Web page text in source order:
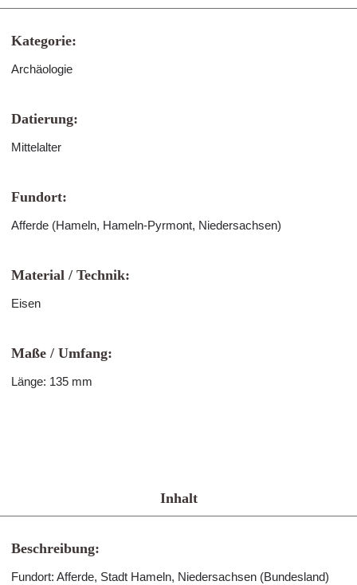
Kategorie:
Archäologie
Datierung:
Mittelalter
Fundort:
Afferde (Hameln, Hameln-Pyrmont, Niedersachsen)
Material / Technik:
Eisen
Maße / Umfang:
Länge: 135 mm
Inhalt
Beschreibung:
Fundort: Afferde, Stadt Hameln, Niedersachsen (Bundesland)